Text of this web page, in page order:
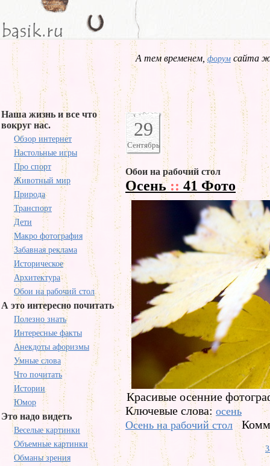
А тем временем,форум сайта
Наша жизнь и все что
вокруг нас.
Обзор интернет
Настольные игры
Про спорт
Животный мир
Природа
Транспорт
Дети
Макро фотография
Забавная реклама
Историческое
Архитектура
Обои на рабочий стол
А это интересно почитать
Полезно знать
Интересные факты
Анекдоты афоризмы
Умные слова
Что почитать
Истории
Юмор
Это надо видеть
Веселые картинки
Объемные картинки
Обманы зрения
29
Сентябрь
Обои на рабочий стол
Осень:: 41 Фото
Красивые осенние
Ключевые слова: осень
Осень на рабочий стол